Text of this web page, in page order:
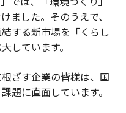
ました。そのうえで、
する新市場を「くらし
しています。
ざす企業の皆様は、国
題に直面しています。